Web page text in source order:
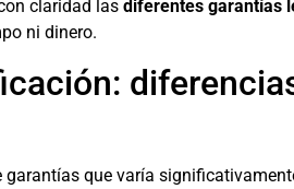
claridad las diferentes garantías
ni dinero.
que varía